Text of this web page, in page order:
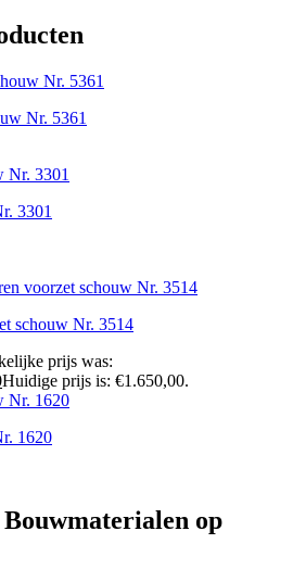
Nr. 5361
3301
schouw Nr. 3514
prijs was:
Huidige prijs is: €1.650,00.
1620
op